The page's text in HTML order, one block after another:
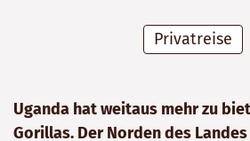
Privatreise
Uganda hat weitaus mehr zu
Gorillas. Der Norden des